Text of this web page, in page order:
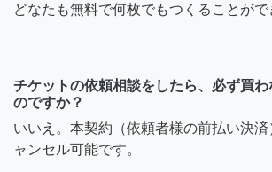
どなたも無料で何枚でもつくることがで
チケットの依頼相談をしたら、必ず買
のですか？
いいえ。本契約（依頼者様の前払い決
ャンセル可能です。